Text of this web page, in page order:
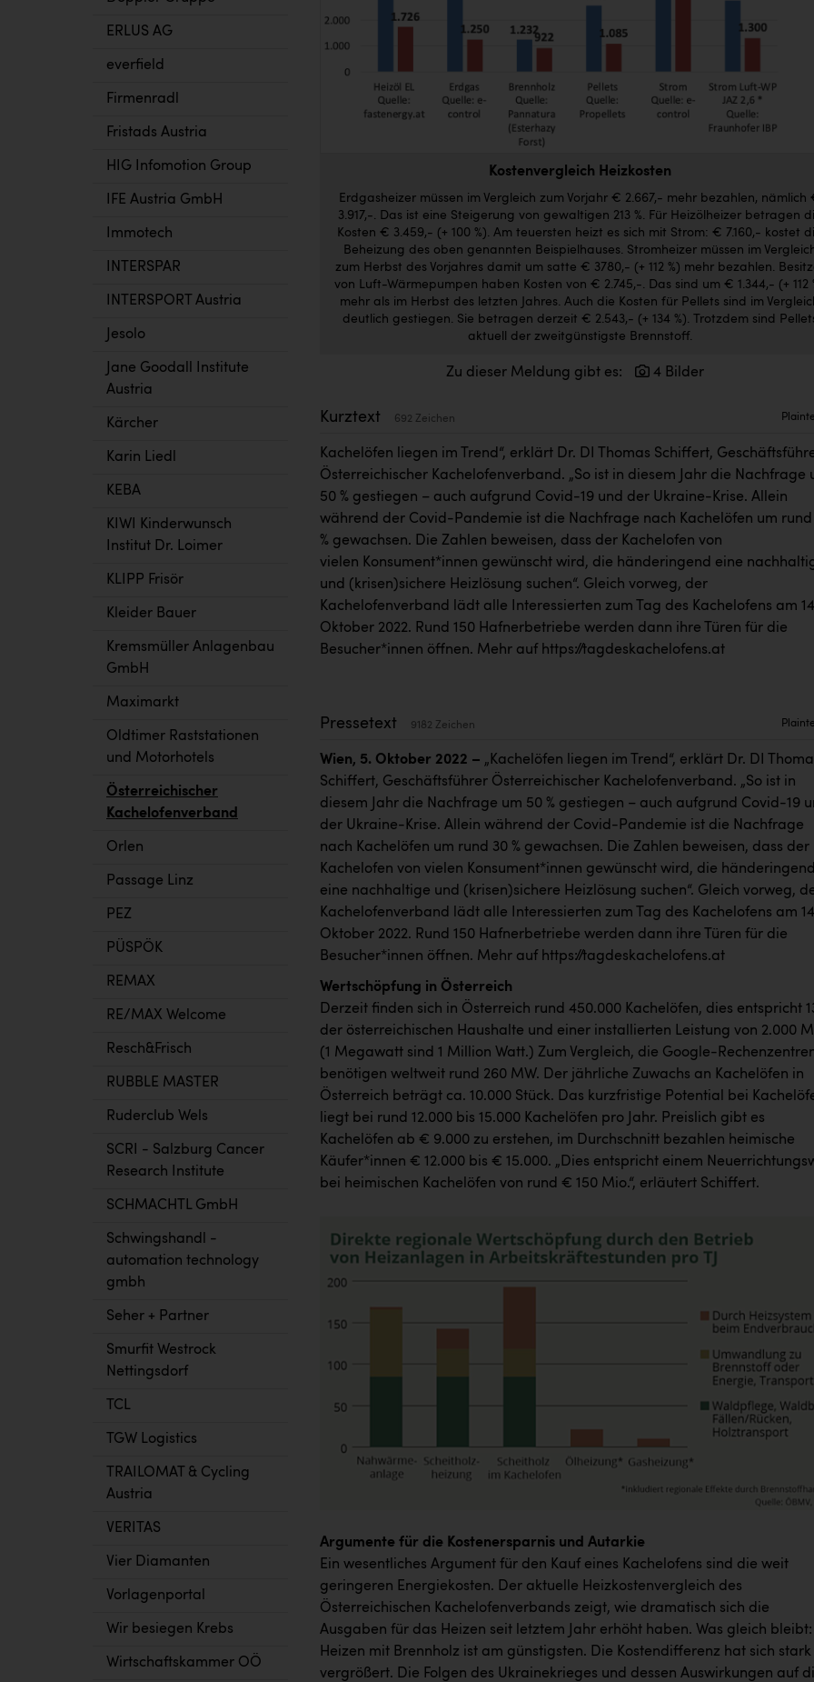
ERLUS AG
everfield
Firmenradl
Fristads Austria
HIG Infomotion Group
IFE Austria GmbH
Immotech
INTERSPAR
INTERSPORT Austria
Jesolo
Jane Goodall Institute
Austria
Kärcher
Karin Liedl
KEBA
KIWI Kinderwunsch
Institut Dr. Loimer
KLIPP Frisör
Kleider Bauer
Kremsmüller Anlagenbau
GmbH
Maximarkt
Oldtimer Raststationen
und Motorhotels
Österreichischer
Kachelofenverband
Orlen
Passage Linz
PEZ
PÜSPÖK
REMAX
RE/MAX Welcome
Resch&Frisch
RUBBLE MASTER
Ruderclub Wels
SCRI - Salzburg Cancer
Research Institute
SCHMACHTL GmbH
Schwingshandl -
automation technology
gmbh
Seher + Partner
Smurfit Westrock
Nettingsdorf
TCL
TGW Logistics
TRAILOMAT & Cycling
Austria
VERITAS
Vier Diamanten
Vorlagenportal
Wir besiegen Krebs
Wirtschaftskammer OÖ
Kostenvergleich Heizkosten
Erdgasheizer müssen im Vergleich zum Vorjahr € 2.667,- mehr bezahlen, nämlich
3.917,-. Das ist eine Steigerung von gewaltigen 213 %. Für Heizölheizer betragen
Kosten € 3.459,- (+ 100 %). Am teuersten heizt es sich mit Strom: € 7.160,- kostet
Beheizung des oben genannten Beispielhauses. Stromheizer müssen im
zum Herbst des Vorjahres damit um satte € 3780,- (+ 112 %) mehr bezahlen.
von Luft-Wärmepumpen haben Kosten von € 2.745,-. Das sind um € 1.344,- (+ 112
mehr als im Herbst des letzten Jahres. Auch die Kosten für Pellets sind im
deutlich gestiegen. Sie betragen derzeit € 2.543,- (+ 134 %). Trotzdem sind
aktuell der zweitgünstigste Brennstoff.
Zu dieser Meldung gibt es: 4 Bilder
Kurztext 692 Zeichen
Kachelöfen liegen im Trend“, erklärt Dr. DI Thomas Schiffert,
Österreichischer Kachelofenverband. „So ist in diesem Jahr die Nachfrage
50 % gestiegen – auch aufgrund Covid-19 und der Ukraine-Krise. Allein
während der Covid-Pandemie ist die Nachfrage nach Kachelöfen um rund
% gewachsen. Die Zahlen beweisen, dass der Kachelofen von
vielen Konsument*innen gewünscht wird, die händeringend eine
und (krisen)sichere Heizlösung suchen“. Gleich vorweg, der
Kachelofenverband lädt alle Interessierten zum Tag des Kachelofens am
Oktober 2022. Rund 150 Hafnerbetriebe werden dann ihre Türen für die
Besucher*innen öffnen. Mehr auf https://tagdeskachelofens.at
Pressetext 9182 Zeichen
Wien, 5. Oktober 2022 – „Kachelöfen liegen im Trend“, erklärt Dr. DI
Schiffert, Geschäftsführer Österreichischer Kachelofenverband. „So ist in
diesem Jahr die Nachfrage um 50 % gestiegen – auch aufgrund Covid-19
der Ukraine-Krise. Allein während der Covid-Pandemie ist die Nachfrage
nach Kachelöfen um rund 30 % gewachsen. Die Zahlen beweisen, dass der
Kachelofen von vielen Konsument*innen gewünscht wird, die händeringend
eine nachhaltige und (krisen)sichere Heizlösung suchen“. Gleich vorweg,
Kachelofenverband lädt alle Interessierten zum Tag des Kachelofens am
Oktober 2022. Rund 150 Hafnerbetriebe werden dann ihre Türen für die
Besucher*innen öffnen. Mehr auf https://tagdeskachelofens.at
Wertschöpfung in Österreich
Derzeit finden sich in Österreich rund 450.000 Kachelöfen, dies entspricht
der österreichischen Haushalte und einer installierten Leistung von 2.000
(1 Megawatt sind 1 Million Watt.) Zum Vergleich, die Google-
benötigen weltweit rund 260 MW. Der jährliche Zuwachs an Kachelöfen in
Österreich beträgt ca. 10.000 Stück. Das kurzfristige Potential bei
liegt bei rund 12.000 bis 15.000 Kachelöfen pro Jahr. Preislich gibt es
Kachelöfen ab € 9.000 zu erstehen, im Durchschnitt bezahlen heimische
Käufer*innen € 12.000 bis € 15.000. „Dies entspricht einem
bei heimischen Kachelöfen von rund € 150 Mio.“, erläutert Schiffert.
Argumente für die Kostenersparnis und Autarkie
Ein wesentliches Argument für den Kauf eines Kachelofens sind die weit
geringeren Energiekosten. Der aktuelle Heizkostenvergleich des
Österreichischen Kachelofenverbands zeigt, wie dramatisch sich die
Ausgaben für das Heizen seit letztem Jahr erhöht haben. Was gleich bleibt:
Heizen mit Brennholz ist am günstigsten. Die Kostendifferenz hat sich stark
vergrößert. Die Folgen des Ukrainekrieges und dessen Auswirkungen auf